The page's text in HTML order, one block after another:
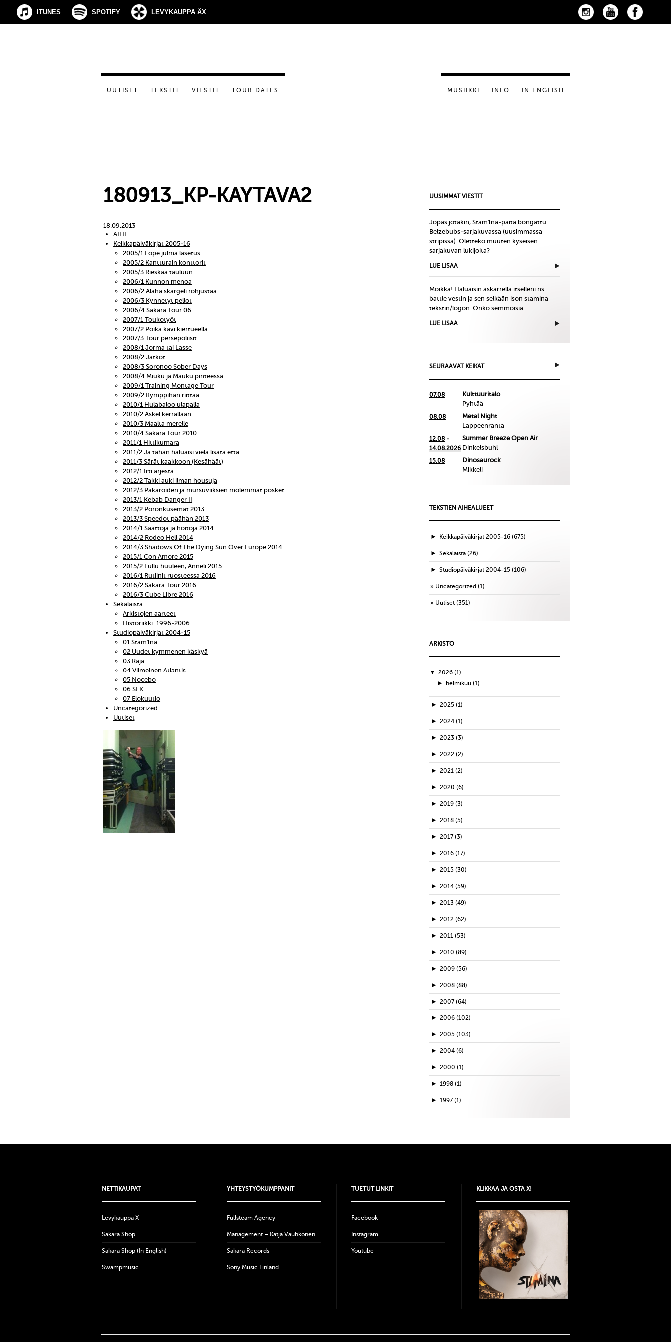
ITUNES SPOTIFY LEVYKAUPPA ÄX
UUTISET TEKSTIT VIESTIT TOUR DATES MUSIIKKI INFO IN ENGLISH
180913_KP-KAYTAVA2
18.09.2013
AIHE:
Keikkapäiväkirjat 2005-16
2005/1 Lope julma lasetus
2005/2 Kantturain konttorit
2005/3 Rieskaa tauluun
2006/1 Kunnon menoa
2006/2 Alaha skargeli rohjustaa
2006/3 Kynnetyt pellot
2006/4 Sakara Tour 06
2007/1 Toukotyöt
2007/2 Poika kävi kiertueella
2007/3 Tour persepoliisit
2008/1 Jorma tai Lasse
2008/2 Jatkot
2008/3 Soronoo Sober Days
2008/4 Miuku ja Mauku pinteessä
2009/1 Training Montage Tour
2009/2 Kymppihän riittää
2010/1 Hulabaloo ulapalla
2010/2 Askel kerrallaan
2010/3 Maalta merelle
2010/4 Sakara Tour 2010
2011/1 Hittikumara
2011/2 Ja tähän haluaisi vielä lisätä että
2011/3 Särät kaakkoon (Kesähäät)
2012/1 Irti arjesta
2012/2 Takki auki ilman housuja
2012/3 Pakaroiden ja mursuviiksien molemmat posket
2013/1 Kebab Danger II
2013/2 Poronkusemat 2013
2013/3 Speedot päähän 2013
2014/1 Saattoja ja hoitoja 2014
2014/2 Rodeo Hell 2014
2014/3 Shadows Of The Dying Sun Over Europe 2014
2015/1 Con Amore 2015
2015/2 Lullu huuleen, Anneli 2015
2016/1 Rutiinit ruosteessa 2016
2016/2 Sakara Tour 2016
2016/3 Cube Libre 2016
Sekalaista
Arkistojen aarteet
Historiikki: 1996-2006
Studiopäiväkirjat 2004-15
01 Stam1na
02 Uudet kymmenen käskyä
03 Raja
04 Viimeinen Atlantis
05 Nocebo
06 SLK
07 Elokuutio
Uncategorized
Uutiset
UUSIMMAT VIESTIT
Jopas jotakin, Stam1na-paita bongattu
Belzebubs-sarjakuvassa (uusimmassa
stripissä). Oletteko muuten kyseisen
sarjakuvan lukijoita?
LUE LISAA
Moikka! Haluaisin askarrella itselleni ns.
battle vestin ja sen selkään ison stamina
tekstin/logon. Onko semmoisia ...
LUE LISAA
SEURAAVAT KEIKAT
07.08
Kulttuuritalo
Pyhtää
08.08
Metal Night
Lappeenranta
12.08 -
14.08.2026
Summer Breeze Open Air
Dinkelsbuhl
15.08
Dinosaurock
Mikkeli
TEKSTIEN AIHEALUEET
► Keikkapäiväkirjat 2005-16 (675)
► Sekalaista (26)
► Studiopäiväkirjat 2004-15 (106)
Uncategorized (1)
Uutiset (351)
ARKISTO
▼ 2026 (1)
► helmikuu (1)
► 2025 (1)
► 2024 (1)
► 2023 (3)
► 2022 (2)
► 2021 (2)
► 2020 (6)
► 2019 (3)
► 2018 (5)
► 2017 (3)
► 2016 (17)
► 2015 (30)
► 2014 (59)
► 2013 (49)
► 2012 (62)
► 2011 (53)
► 2010 (89)
► 2009 (56)
► 2008 (88)
► 2007 (64)
► 2006 (102)
► 2005 (103)
► 2004 (6)
► 2000 (1)
► 1998 (1)
► 1997 (1)
NETTIKAUPAT
Levykauppa X
Sakara Shop
Sakara Shop (In English)
Swampmusic
YHTEYSTYÖKUMPPANIT
Fullsteam Agency
Management – Katja Vauhkonen
Sakara Records
Sony Music Finland
TUETUT LINKIT
Facebook
Instagram
Youtube
KLIKKAA JA OSTA X!